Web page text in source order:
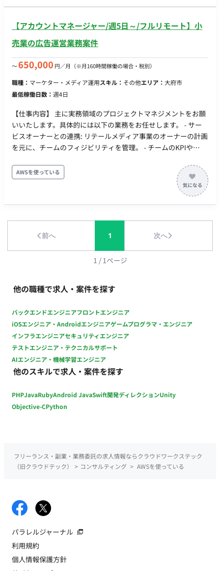
あり） ■期待役割 ・リーダー（一般的なPMと考えてくださ
の調整 顧客社内調整
【アカウントマネージャー/週5日～/フルリモート】小
売業の広告運営業務案件
〜650,000 円／月 （※月160時間稼働の場合・税別）
職種： マーケター・メディア運用スキル： その他エリア： 大府市
最低稼働日数： 週4日
【仕事内容】 主に実務領域のプロジェクトマネジメントをお願
いいたします。具体的には以下の業務をお任せします。 - サー
ビスオーナーとの連携: リテールメディア事業のオーナーの計画
を元に、チームのフィジビリティを管理。 - チームのKPIや
ための支援を行う。 - 各アカウントのKPI管理: 戦略/戦術から引
かれたKPIを達成するための阻害要因を解消し、施策を遂行す
る。 - ステークホルダーマネジメント: メーカーや代理店、社内
バイヤーとのコミュニケーションや要望の確認と対応。 - 契約/
内の会議体の設定とファシリテーション。 - 戦略層への成長戦
略提案支援: オーナーが社内の戦略構築層へ説明・提案を行う際
の、資料や報告内容の整理。
AWSを使っている
前へ 1 次へ
1 / 1ページ
他の職種で求人・案件を探す
バックエンドエンジニアフロントエンジニア
iOSエンジニア・Androidエンジニアゲームプログラマ・エンジニア
インフラエンジニアセキュリティエンジニア
テストエンジニア・テクニカルサポート
AIエンジニア・機械学習エンジニア
他のスキルで求人・案件を探す
PHPJavaRubyAndroid JavaSwift開発ディレクションUnity
Objective-CPython
フリーランス・副業・業務委託の求人情報ならクラウドワークステック
（旧クラウドテック）
> コンサルティング > AWSを使っている
パラレルジャーナル
利用規約
個人情報保護方針